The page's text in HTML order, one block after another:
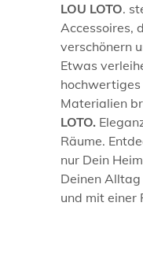
LOU LOTO.
Accessoires,
verschönern
Etwas
Materialien
LOTO.
Räume.
nur Dein
Deinen Alltag
und mit einer